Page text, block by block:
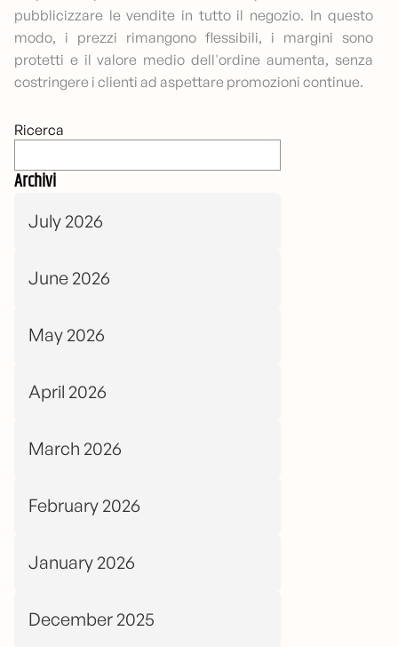
Ricerca
Archivi
July 2026
June 2026
May 2026
April 2026
March 2026
February 2026
January 2026
December 2025
pubblicizzare le vendite in tutto il negozio. In questo
modo, i prezzi rimangono flessibili, i margini sono
protetti e il valore medio dell'ordine aumenta, senza
costringere i clienti ad aspettare promozioni continue.